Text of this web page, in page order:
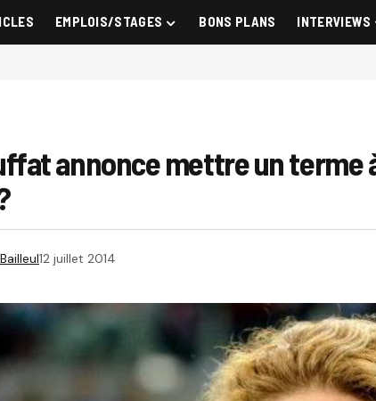
EMPLOIS/STAGES BONS PLANS INTERVIEWS
annonce mettre un terme
12 juillet 2014